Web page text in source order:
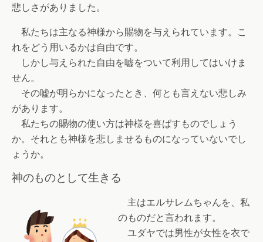
悲しさがありました。
私たちは主なる神様から賜物を与えられています。こ
れをどう用いるかは自由です。
しかし与えられた自由を嘘をついて利用してはいけま
せん。
その嘘が明らかになったとき、何とも言えない悲しみ
があります。
私たちの賜物の使い方は神様を喜ばすものでしょう
か。それとも神様を悲しませるものになっていないでし
ょうか。
神のものとして生きる
主はエルサレムちゃんを、私
のものだと言われます。
ユダヤでは男性が女性を衣で